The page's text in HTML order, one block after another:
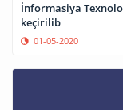
İnformasiya
keçirilib
01-05-2020